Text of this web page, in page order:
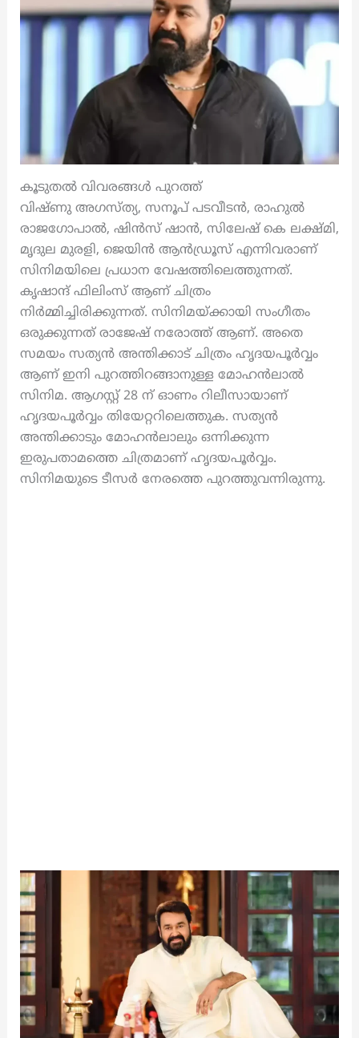
കൂടുതൽ വിവരങ്ങൾ പുറത്ത്
വിഷ്ണു അഗസ്ത്യ, സനൂപ് പടവീടൻ, രാഹുൽ
രാജഗോപാൽ, ഷിൻസ് ഷാൻ, സിലേഷ് കെ ലക്ഷ്മി,
മൃദുല മുരളി, ജെയിൻ ആൻഡ്രൂസ് എന്നിവരാണ്
സിനിമയിലെ പ്രധാന വേഷത്തിലെത്തുന്നത്.
കൃഷാന്ദ് ഫിലിംസ് ആണ് ചിത്രം
നിർമ്മിച്ചിരിക്കുന്നത്. സിനിമയ്ക്കായി സംഗീതം
ഒരുക്കുന്നത് രാജേഷ് നരോത്ത് ആണ്. അതെ
സമയം സത്യൻ അന്തിക്കാട് ചിത്രം ഹൃദയപൂർവ്വം
ആണ് ഇനി പുറത്തിറങ്ങാനുള്ള മോഹൻലാൽ
സിനിമ. ആഗസ്റ്റ് 28 ന് ഓണം റിലീസായാണ്
ഹൃദയപൂർവ്വം തിയേറ്ററിലെത്തുക. സത്യന്‍
അന്തിക്കാടും മോഹന്‍ലാലും ഒന്നിക്കുന്ന
ഇരുപതാമത്തെ ചിത്രമാണ് ഹൃദയപൂർവ്വം.
സിനിമയുടെ ടീസർ നേരത്തെ പുറത്തുവന്നിരുന്നു.